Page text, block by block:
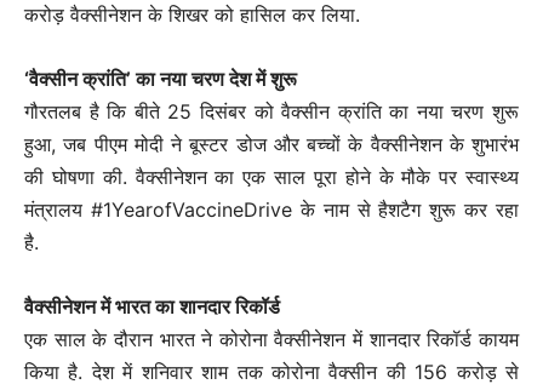
करोड़ वैक्सीनेशन के शिखर को हासिल कर लिया.
‘वैक्सीन क्रांति’ का नया चरण देश में शुरू
गौरतलब है कि बीते 25 दिसंबर को वैक्सीन क्रांति का नया चरण शुरू
हुआ, जब पीएम मोदी ने बूस्टर डोज और बच्चों के वैक्सीनेशन के शुभारंभ
की घोषणा की. वैक्सीनेशन का एक साल पूरा होने के मौके पर स्वास्थ्य
मंत्रालय #1YearofVaccineDrive के नाम से हैशटैग शुरू कर रहा
है.
वैक्सीनेशन में भारत का शानदार रिकॉर्ड
एक साल के दौरान भारत ने कोरोना वैक्सीनेशन में शानदार रिकॉर्ड कायम
किया है. देश में शनिवार शाम तक कोरोना वैक्सीन की 156 करोड़ से